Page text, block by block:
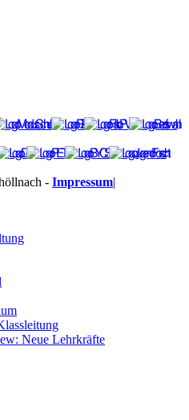
- Impressum
Neue Lehrkräfte